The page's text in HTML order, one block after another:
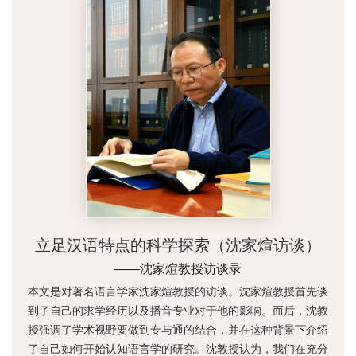
立足汉语特点的科学探索（沈家煊访谈）
——沈家煊教授访谈录
本文是对著名语言学家沈家煊教授的访谈。沈家煊教授首先谈
到了自己的求学经历以及播音专业对于他的影响。而后，沈教
授强调了学术视野要做到专与通的结合，并在这种背景下介绍
了自己如何开始认知语言学的研究。沈教授认为，我们在充分